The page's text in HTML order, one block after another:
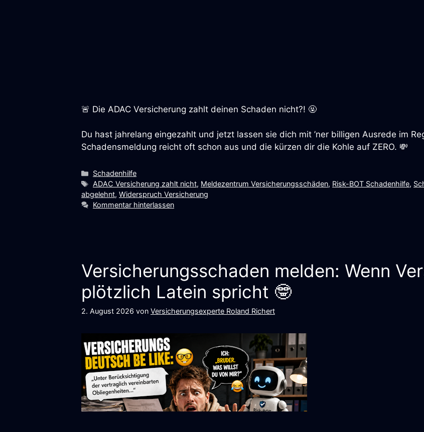
🚨 Die ADAC Versicherung zahlt deinen Schaden nicht?! 🤬
Du hast jahrelang eingezahlt und jetzt lassen sie dich mit ’ner billigen Ausrede im
Schadensmeldung reicht oft schon aus und die kürzen dir die Kohle auf ZERO. 💸
Kategorien
Schadenhilfe
Schlagwörter
ADAC Versicherung zahlt nicht, Meldezentrum Versicherungsschäden, Risk-BOT Schadenhilfe,
abgelehnt, Widerspruch Versicherung
Kommentar hinterlassen
Versicherungsschaden melden: Wenn
plötzlich Latein spricht 🤓
2. August 2026 von Versicherungsexperte Roland Richert